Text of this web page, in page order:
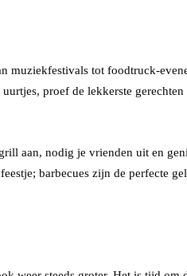
muziekfestivals tot foodtruck-
proef de lekkerste
aan, nodig je vrienden uit en
barbecues zijn de perfecte